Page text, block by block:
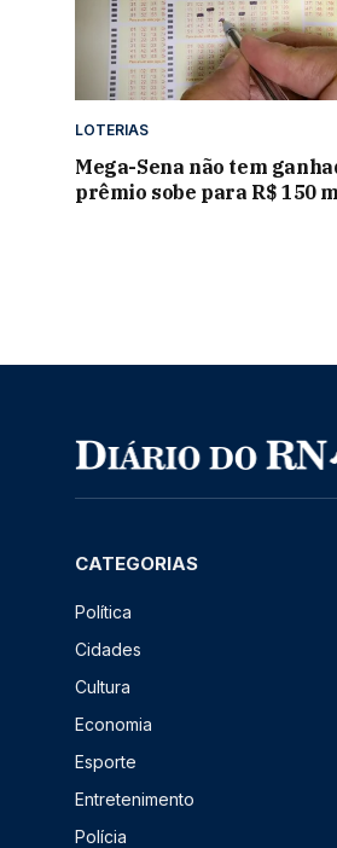
LOTERIAS
Mega-Sena não tem
prêmio sobe para R$ 150
CATEGORIAS
Política
Cidades
Cultura
Economia
Esporte
Entretenimento
Polícia